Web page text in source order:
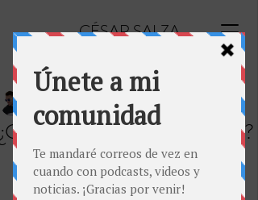
CÉSAR SALZA
¿Cómo ganar dinero en TikTok?
23 dic 2020 1 min de lectura